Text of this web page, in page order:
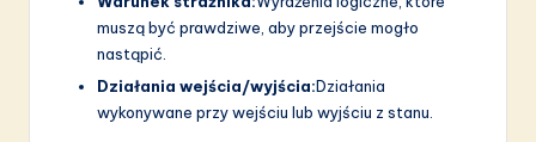
muszą być prawdziwe, aby przejście mogło
nastąpić.
Działania wejścia/wyjścia:Działania
wykonywane przy wejściu lub wyjściu z stanu.